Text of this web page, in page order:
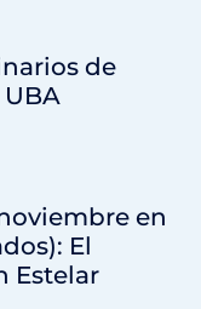
de
en
El
Estelar